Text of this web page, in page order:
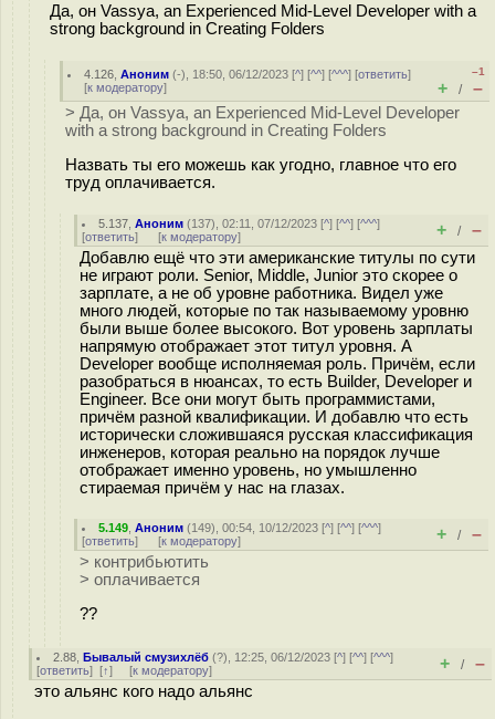
Да, он Vassya, an Experienced Mid-Level Developer with a
strong background in Creating Folders
4.126 ,Аноним (-), 18:50, 06/12/2023 [^] [^^] [^^^] [ответить]
[к модератору]
–1
+ / –
> Да, он Vassya, an Experienced Mid-Level Developer
with a strong background in Creating Folders
Назвать ты его можешь как угодно, главное что его
труд оплачивается.
5.137 ,Аноним (137), 02:11, 07/12/2023 [^] [^^] [^^^]
[ответить] [к модератору] + / –
Добавлю ещё что эти американские титулы по сути
не играют роли. Senior, Middle, Junior это скорее о
зарплате, а не об уровне работника. Видел уже
много людей, которые по так называемому уровню
были выше более высокого. Вот уровень зарплаты
напрямую отображает этот титул уровня. А
Developer вообще исполняемая роль. Причём, если
разобраться в нюансах, то есть Builder, Developer и
Engineer. Все они могут быть программистами,
причём разной квалификации. И добавлю что есть
исторически сложившаяся русская классификация
инженеров, которая реально на порядок лучше
отображает именно уровень, но умышленно
стираемая причём у нас на глазах.
5.149 ,Аноним (149), 00:54, 10/12/2023 [^] [^^] [^^^]
[ответить] [к модератору] + / –
> контрибьютить
> оплачивается
??
2.88 ,Бывалый смузихлёб (?), 12:25, 06/12/2023 [^] [^^] [^^^]
[ответить] [↑] [к модератору] + / –
это альянс кого надо альянс